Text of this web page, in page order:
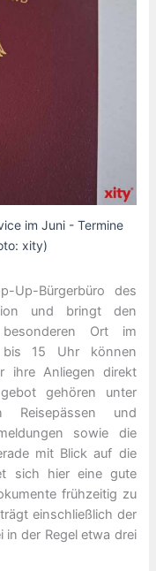
im Juni - Termine
xity)
Up-Bürgerbüro des
und bringt den
Ort im
15 Uhr können
ihre Anliegen direkt
gehören unter
Reisepässen und
sowie die
mit Blick auf die
sich hier eine gute
frühzeitig zu
einschließlich der
in der Regel etwa drei